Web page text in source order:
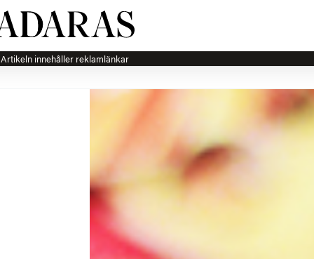
Artikeln innehåller reklamlänkar